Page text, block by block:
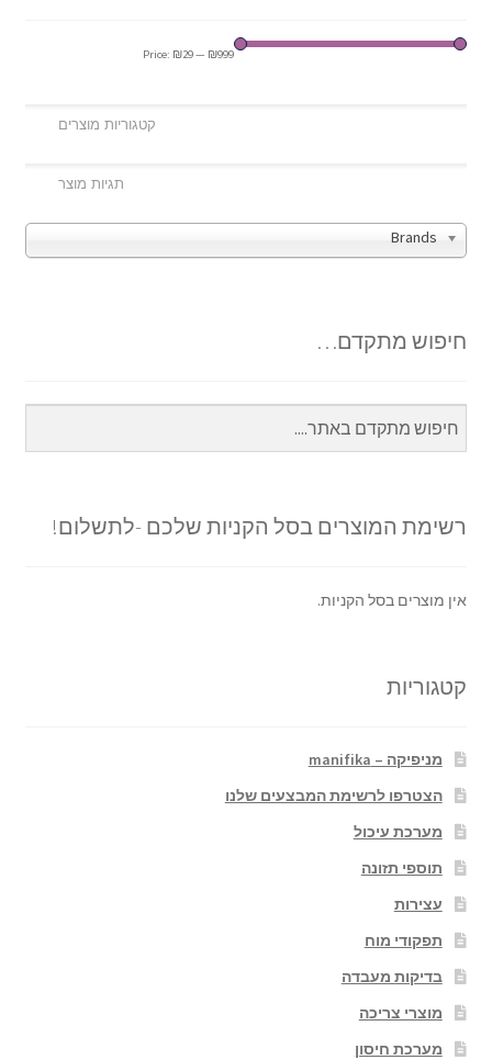
Price: ₪29— ₪999
Brands
חיפוש מתקדם…
רשימת המוצרים בסל הקניות שלכם -לתשלום!
אין מוצרים בסל הקניות.
קטגוריות
מניפיקה – manifika
הצטרפו לרשימת המבצעים שלנו
מערכת עיכול
תוספי תזונה
עצירות
תפקודי מוח
בדיקות מעבדה
מוצרי צריכה
מערכת חיסון